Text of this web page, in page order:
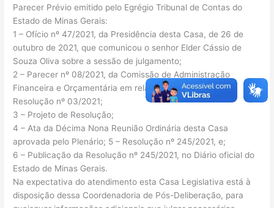
Parecer Prévio emitido pelo Egrégio Tribunal de Contas do
Estado de Minas Gerais:
1 – Ofício nº 47/2021, da Presidência desta Casa, de 26 de
outubro de 2021, que comunicou o senhor Elder Cássio de
Souza Oliva sobre a sessão de julgamento;
2 – Parecer nº 08/2021, da Comissão de Administração
Financeira e Orçamentária em relação ao Projeto de
Resolução nº 03/2021;
3 – Projeto de Resolução;
4 – Ata da Décima Nona Reunião Ordinária desta Casa
aprovada pelo Plenário; 5 – Resolução nº 245/2021, e;
6 – Publicação da Resolução nº 245/2021, no Diário oficial do
Estado de Minas Gerais.
Na expectativa do atendimento esta Casa Legislativa está à
disposição dessa Coordenadoria de Pós-Deliberação, para